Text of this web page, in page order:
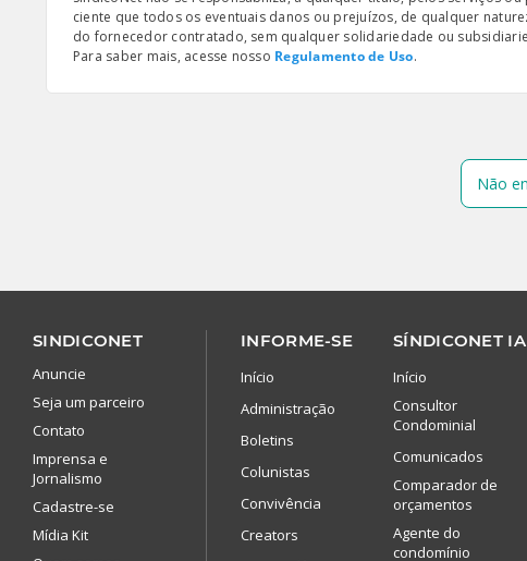
ciente que todos os eventuais danos ou prejuízos, de qualquer
do fornecedor contratado, sem qualquer solidariedade ou
Para saber mais, acesse nosso Regulamento de Uso.
Não
SINDICONET
Anuncie
Seja um parceiro
Contato
Imprensa e
Jornalismo
Cadastre-se
Mídia Kit
INFORME-SE
Início
Administração
Boletins
Colunistas
Convivência
Creators
SÍNDICONET IA
Início
Consultor
Condominial
Comunicados
Comparador de
orçamentos
Agente do
condomínio